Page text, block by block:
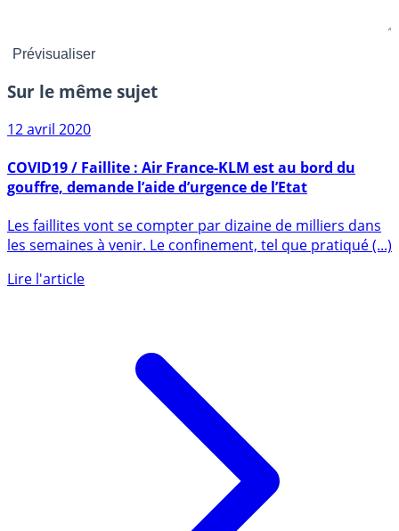
Sur le même sujet
12 avril 2020
gouffre, demande l’aide d’urgence de l’Etat
les semaines à venir. Le confinement, tel que pratiqué (...)